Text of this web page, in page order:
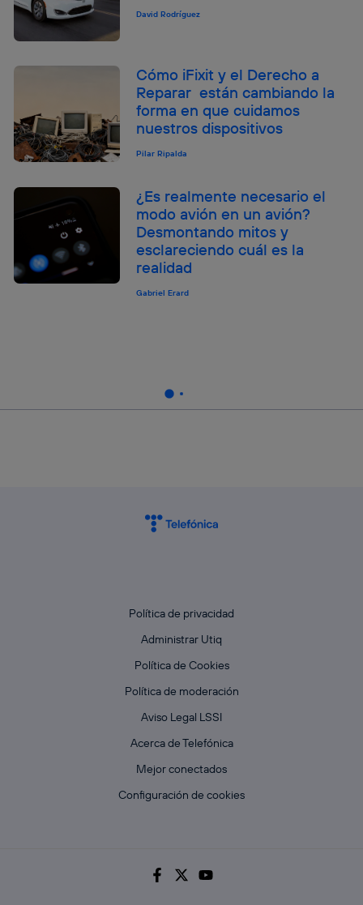
David Rodríguez
Cómo iFixit y el Derecho a
Reparar están cambiando la
forma en que cuidamos
nuestros dispositivos
Pilar Ripalda
¿Es realmente necesario el
modo avión en un avión?
Desmontando mitos y
esclareciendo cuál es la
realidad
Gabriel Erard
Política de privacidad
Administrar Utiq
Política de Cookies
Política de moderación
Aviso Legal LSSI
Acerca de Telefónica
Mejor conectados
Configuración de cookies